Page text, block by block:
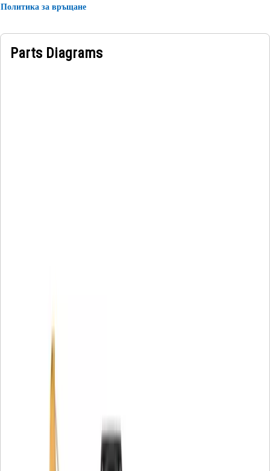
Политика за връщане
Parts Diagrams